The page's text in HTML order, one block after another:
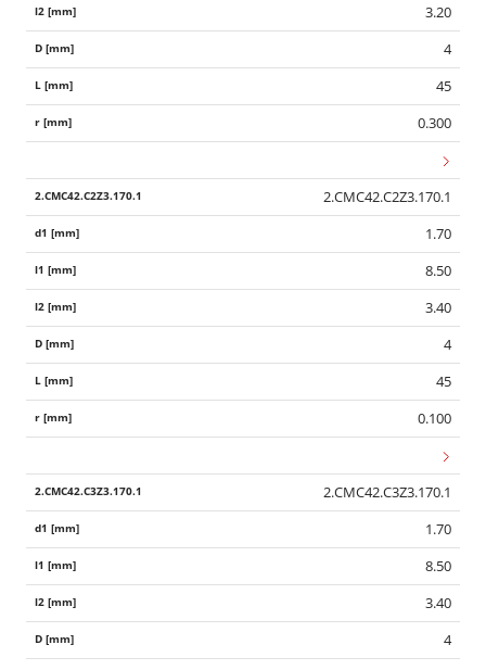
3.20
4
45
0.300
2.CMC42.C2Z3.170.1
1.70
8.50
3.40
4
45
0.100
2.CMC42.C3Z3.170.1
1.70
8.50
3.40
4